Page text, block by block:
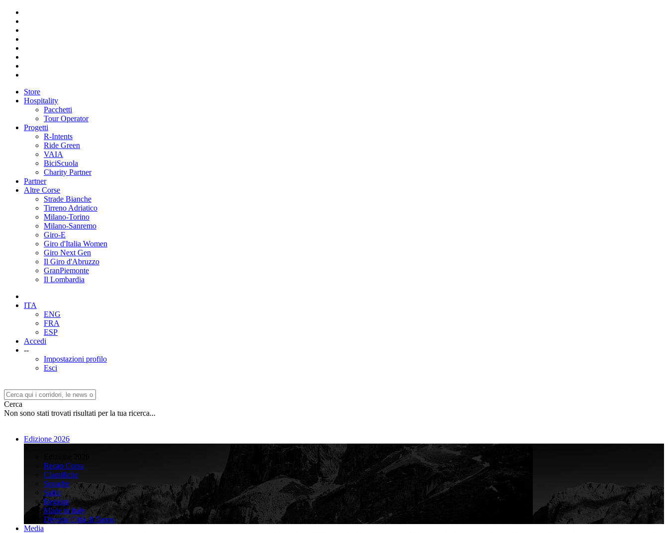
Store
Hospitality
Pacchetti
Tour Operator
Progetti
R-Intents
Ride Green
VAIA
BiciScuola
Charity Partner
Partner
Altre Corse
Strade Bianche
Tirreno Adriatico
Milano-Torino
Milano-Sanremo
Giro-E
Giro d'Italia Women
Giro Next Gen
Il Giro d'Abruzzo
GranPiemonte
Il Lombardia
ITA
ENG
FRA
ESP
Accedi
--
Impostazioni profilo
Esci
Cerca
Non sono stati trovati risultati per la tua ricerca...
Edizione 2026
Recap Corsa
Classifiche
Squadre
Salite
Regioni
Made in Italy
Diventa Città di Tappa
Media